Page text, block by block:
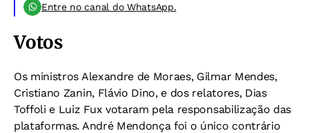
Entre no canal do WhatsApp.
Votos
Os ministros Alexandre de Moraes, Gilmar Mendes,
Cristiano Zanin, Flávio Dino, e dos relatores, Dias
Toffoli e Luiz Fux votaram pela responsabilização das
plataformas. André Mendonça foi o único contrário